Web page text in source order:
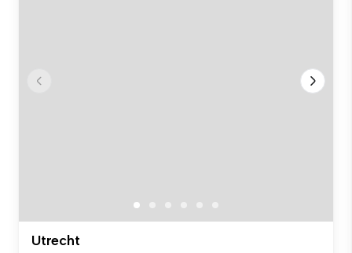
Utrecht